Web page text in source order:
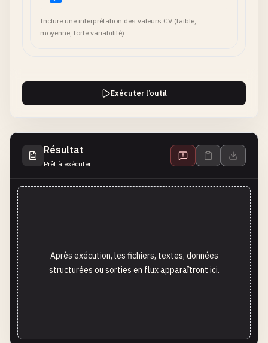
Inclure une interprétation des valeurs CV (faible,
moyenne, forte variabilité)
Exécuter l’outil
Résultat
Prêt à exécuter
Après exécution, les fichiers, textes, données
structurées ou sorties en flux apparaîtront ici.